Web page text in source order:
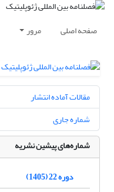
صفحه اصلی مرور
مقالات آماده انتشار
شماره جاری
شماره‌های پیشین نشریه
دوره 22 (1405)